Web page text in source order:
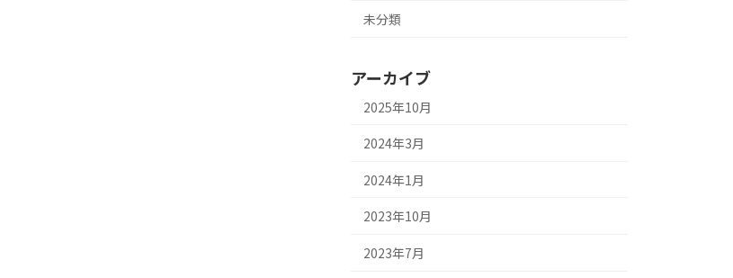
未分類
アーカイブ
2025年10月
2024年3月
2024年1月
2023年10月
2023年7月